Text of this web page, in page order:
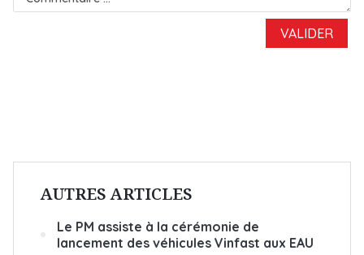
AUTRES ARTICLES
Le PM assiste à la cérémonie de
lancement des véhicules Vinfast aux EAU